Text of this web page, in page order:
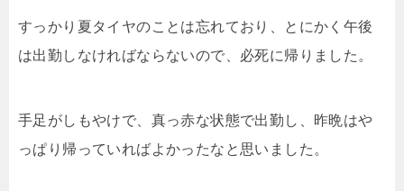
すっかり夏タイヤのことは忘れており、とにかく午後
は出勤しなければならないので、必死に帰りました。
手足がしもやけで、真っ赤な状態で出勤し、昨晩はや
っぱり帰っていればよかったなと思いました。